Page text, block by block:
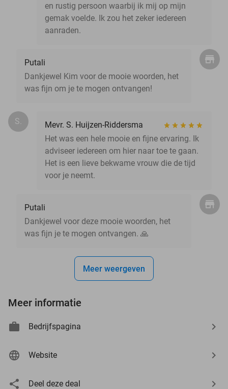
en rustig persoon waarbij ik mij op mijn
gemak voelde. Ik zou het zeker iedereen
aanraden.
Putali
Dankjewel Kim voor de mooie woorden, het
was fijn om je te mogen ontvangen!
S.
Mevr. S. Huijzen-Riddersma
Het was een hele mooie en fijne ervaring. Ik
adviseer iedereen om hier naar toe te gaan.
Het is een lieve bekwame vrouw die de tijd
voor je neemt.
Putali
Dankjewel voor deze mooie woorden, het
was fijn je te mogen ontvangen. 🙏
Meer weergeven
Meer informatie
Bedrijfspagina
Website
Deel deze deal